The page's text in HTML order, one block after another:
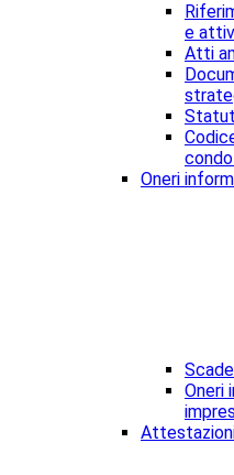
e
Atti
Oneri
Oneri